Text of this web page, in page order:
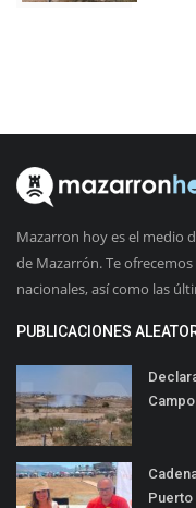
Mazarron hoy es el medio
de Mazarrón. Te
nacionales, así como las
PUBLICACIONES